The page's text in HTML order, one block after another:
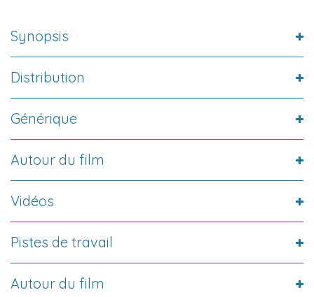
Synopsis
Distribution
Générique
Autour du film
Vidéos
Pistes de travail
Autour du film